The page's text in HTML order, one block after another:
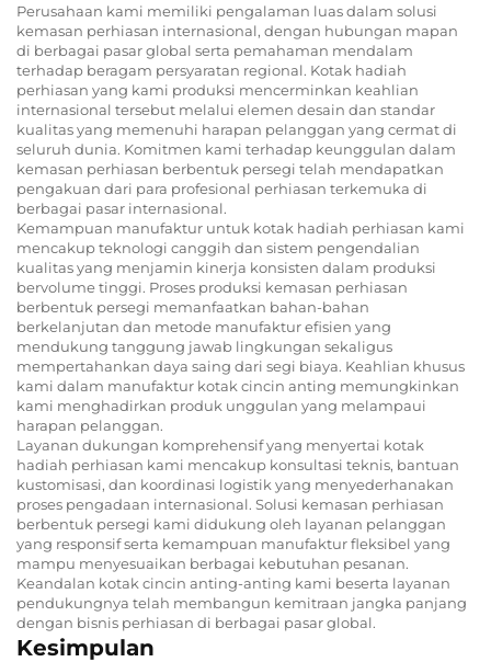
Perusahaan kami memiliki pengalaman luas dalam solusi
kemasan perhiasan internasional, dengan hubungan mapan
di berbagai pasar global serta pemahaman mendalam
terhadap beragam persyaratan regional. Kotak hadiah
perhiasan yang kami produksi mencerminkan keahlian
internasional tersebut melalui elemen desain dan standar
kualitas yang memenuhi harapan pelanggan yang cermat di
seluruh dunia. Komitmen kami terhadap keunggulan dalam
kemasan perhiasan berbentuk persegi telah mendapatkan
pengakuan dari para profesional perhiasan terkemuka di
berbagai pasar internasional.
Kemampuan manufaktur untuk kotak hadiah perhiasan kami
mencakup teknologi canggih dan sistem pengendalian
kualitas yang menjamin kinerja konsisten dalam produksi
bervolume tinggi. Proses produksi kemasan perhiasan
berbentuk persegi memanfaatkan bahan-bahan
berkelanjutan dan metode manufaktur efisien yang
mendukung tanggung jawab lingkungan sekaligus
mempertahankan daya saing dari segi biaya. Keahlian khusus
kami dalam manufaktur kotak cincin anting memungkinkan
kami menghadirkan produk unggulan yang melampaui
harapan pelanggan.
Layanan dukungan komprehensif yang menyertai kotak
hadiah perhiasan kami mencakup konsultasi teknis, bantuan
kustomisasi, dan koordinasi logistik yang menyederhanakan
proses pengadaan internasional. Solusi kemasan perhiasan
berbentuk persegi kami didukung oleh layanan pelanggan
yang responsif serta kemampuan manufaktur fleksibel yang
mampu menyesuaikan berbagai kebutuhan pesanan.
Keandalan kotak cincin anting-anting kami beserta layanan
pendukungnya telah membangun kemitraan jangka panjang
dengan bisnis perhiasan di berbagai pasar global.
Kesimpulan